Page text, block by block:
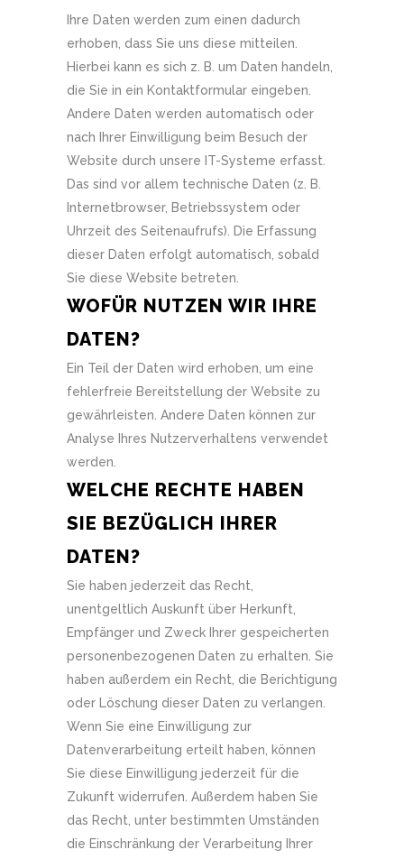
Ihre Daten werden zum einen dadurch
erhoben, dass Sie uns diese mitteilen.
Hierbei kann es sich z. B. um Daten handeln,
die Sie in ein Kontaktformular eingeben.
Andere Daten werden automatisch oder
nach Ihrer Einwilligung beim Besuch der
Website durch unsere IT-Systeme erfasst.
Das sind vor allem technische Daten (z. B.
Internetbrowser, Betriebssystem oder
Uhrzeit des Seitenaufrufs). Die Erfassung
dieser Daten erfolgt automatisch, sobald
Sie diese Website betreten.
WOFÜR NUTZEN WIR IHRE
DATEN?
Ein Teil der Daten wird erhoben, um eine
fehlerfreie Bereitstellung der Website zu
gewährleisten. Andere Daten können zur
Analyse Ihres Nutzerverhaltens verwendet
werden.
WELCHE RECHTE HABEN
SIE BEZÜGLICH IHRER
DATEN?
Sie haben jederzeit das Recht,
unentgeltlich Auskunft über Herkunft,
Empfänger und Zweck Ihrer gespeicherten
personenbezogenen Daten zu erhalten. Sie
haben außerdem ein Recht, die Berichtigung
oder Löschung dieser Daten zu verlangen.
Wenn Sie eine Einwilligung zur
Datenverarbeitung erteilt haben, können
Sie diese Einwilligung jederzeit für die
Zukunft widerrufen. Außerdem haben Sie
das Recht, unter bestimmten Umständen
die Einschränkung der Verarbeitung Ihrer